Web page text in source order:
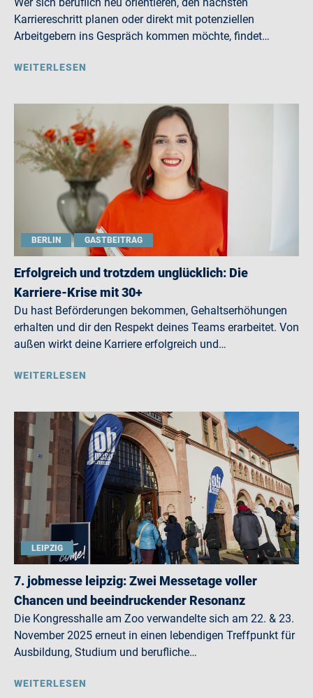
Karriereschritt planen oder direkt mit potenziellen
Arbeitgebern ins Gespräch kommen möchte, findet…
WEITERLESEN
BERLIN GASTBEITRAG
Erfolgreich und trotzdem unglücklich: Die
Karriere-Krise mit 30+
Du hast Beförderungen bekommen, Gehaltserhöhungen
erhalten und dir den Respekt deines Teams erarbeitet. Von
außen wirkt deine Karriere erfolgreich und…
WEITERLESEN
LEIPZIG
7. jobmesse leipzig: Zwei Messetage voller
Chancen und beeindruckender Resonanz
Die Kongresshalle am Zoo verwandelte sich am 22. & 23.
November 2025 erneut in einen lebendigen Treffpunkt für
Ausbildung, Studium und berufliche…
WEITERLESEN